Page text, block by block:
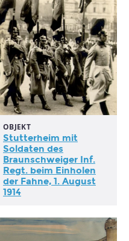
OBJEKT
Stutterheim mit
Soldaten des
Braunschweiger Inf.
Regt. beim Einholen
der Fahne, 1. August
1914